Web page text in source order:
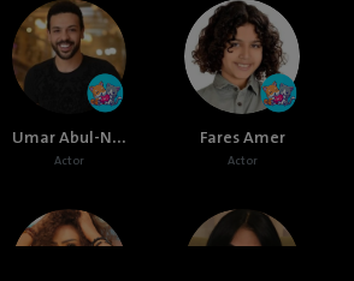
Umar Abul-Naga
Actor
Fares Amer
Actor